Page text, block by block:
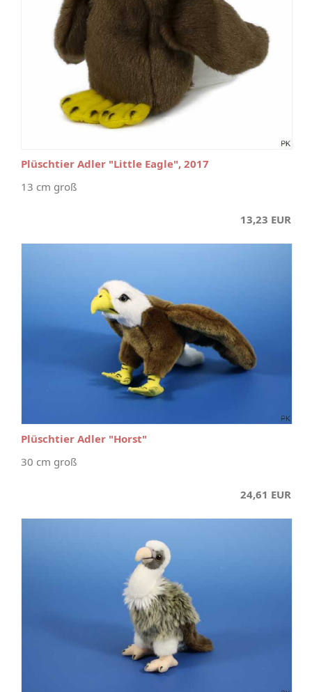
Plüschtier Adler "Little Eagle", 2017
13 cm groß
13,23 EUR
Plüschtier Adler "Horst"
30 cm groß
24,61 EUR